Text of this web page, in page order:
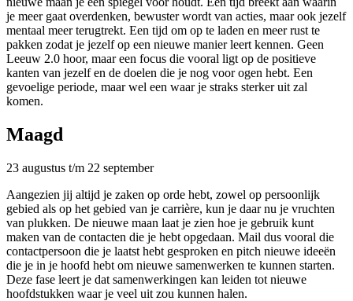
je meer gaat overdenken, bewuster wordt van acties, maar ook jezelf
mentaal meer terugtrekt. Een tijd om op te laden en meer rust te
pakken zodat je jezelf op een nieuwe manier leert kennen. Geen
Leeuw 2.0 hoor, maar een focus die vooral ligt op de positieve
kanten van jezelf en de doelen die je nog voor ogen hebt. Een
gevoelige periode, maar wel een waar je straks sterker uit zal
komen.
Maagd
23 augustus t/m 22 september
Aangezien jij altijd je zaken op orde hebt, zowel op persoonlijk
gebied als op het gebied van je carrière, kun je daar nu je vruchten
van plukken. De nieuwe maan laat je zien hoe je gebruik kunt
maken van de contacten die je hebt opgedaan. Mail dus vooral die
contactpersoon die je laatst hebt gesproken en pitch nieuwe ideeën
die je in je hoofd hebt om nieuwe samenwerken te kunnen starten.
Deze fase leert je dat samenwerkingen kan leiden tot nieuwe
hoofdstukken waar je veel uit zou kunnen halen.